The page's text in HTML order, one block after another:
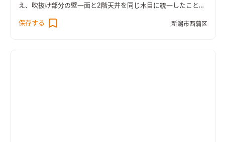
え、吹抜け部分の壁一面と2階天井を同じ木目に統一したことに
より、1階・2階の一体感を演出しました。 趣味のピアノ室は、
楽譜を整理する本棚を壁一面に設け、屋外への防音効果も担って
保存する 新潟市西蒲区